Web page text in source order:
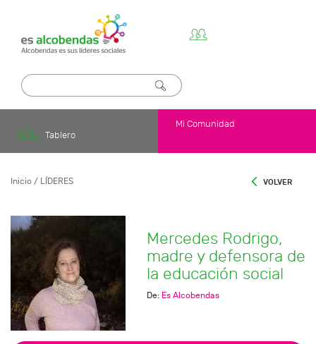
Mercedes
Rodrigo,
defensora
social
Tablero
Mi Comunidad
Inicio / LÍDERES VOLVER
Mercedes Rodrigo,
madre y defensora de
la educación social
De: Es Alcobendas